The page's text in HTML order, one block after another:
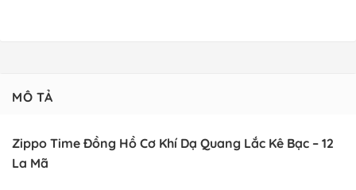
MÔ TẢ
Zippo Time Đồng Hồ Cơ Khí Dạ Quang Lắc Kê Bạc – 12
La Mã